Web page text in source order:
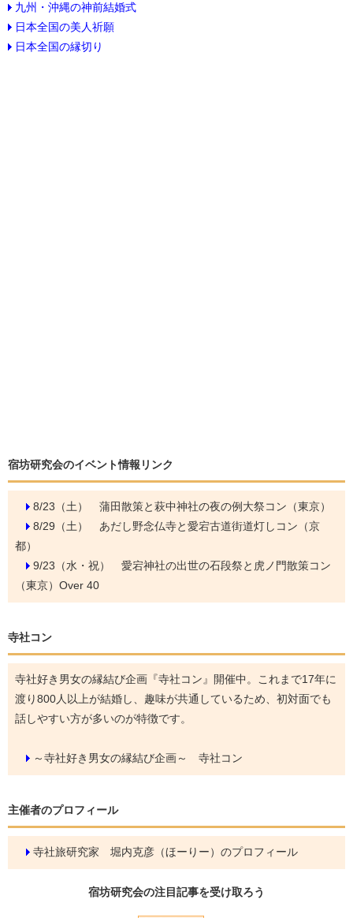
九州・沖縄の神前結婚式
日本全国の美人祈願
日本全国の縁切り
宿坊研究会のイベント情報リンク
8/23（土） 蒲田散策と萩中神社の夜の例大祭コン（東京）
8/29（土） あだし野念仏寺と愛宕古道街道灯しコン（京
都）
9/23（水・祝） 愛宕神社の出世の石段祭と虎ノ門散策コン
（東京）Over 40
寺社コン
寺社好き男女の縁結び企画『寺社コン』開催中。これまで17年に
渡り800人以上が結婚し、趣味が共通しているため、初対面でも
話しやすい方が多いのが特徴です。
～寺社好き男女の縁結び企画～ 寺社コン
主催者のプロフィール
寺社旅研究家 堀内克彦（ほーりー）のプロフィール
宿坊研究会の注目記事を受け取ろう